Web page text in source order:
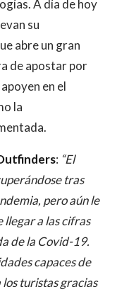
A día de hoy
su
abre un gran
de apostar por
en el
la
: “El
tras
pero aún le
a las cifras
de la Covid-19.
capaces de
turistas gracias